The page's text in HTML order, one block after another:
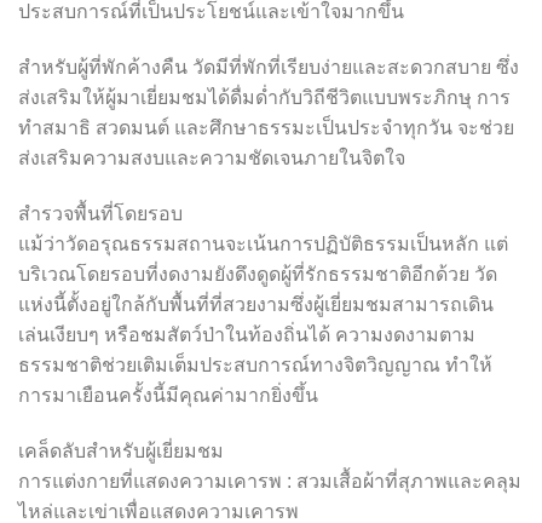
ประสบการณ์ที่เป็นประโยชน์และเข้าใจมากขึ้น
สำหรับผู้ที่พักค้างคืน วัดมีที่พักที่เรียบง่ายและสะดวกสบาย ซึ่ง
ส่งเสริมให้ผู้มาเยี่ยมชมได้ดื่มด่ำกับวิถีชีวิตแบบพระภิกษุ การ
ทำสมาธิ สวดมนต์ และศึกษาธรรมะเป็นประจำทุกวัน จะช่วย
ส่งเสริมความสงบและความชัดเจนภายในจิตใจ
สำรวจพื้นที่โดยรอบ
แม้ว่าวัดอรุณธรรมสถานจะเน้นการปฏิบัติธรรมเป็นหลัก แต่
บริเวณโดยรอบที่งดงามยังดึงดูดผู้ที่รักธรรมชาติอีกด้วย วัด
แห่งนี้ตั้งอยู่ใกล้กับพื้นที่ที่สวยงามซึ่งผู้เยี่ยมชมสามารถเดิน
เล่นเงียบๆ หรือชมสัตว์ป่าในท้องถิ่นได้ ความงดงามตาม
ธรรมชาติช่วยเติมเต็มประสบการณ์ทางจิตวิญญาณ ทำให้
การมาเยือนครั้งนี้มีคุณค่ามากยิ่งขึ้น
เคล็ดลับสำหรับผู้เยี่ยมชม
การแต่งกายที่แสดงความเคารพ : สวมเสื้อผ้าที่สุภาพและคลุม
ไหล่และเข่าเพื่อแสดงความเคารพ